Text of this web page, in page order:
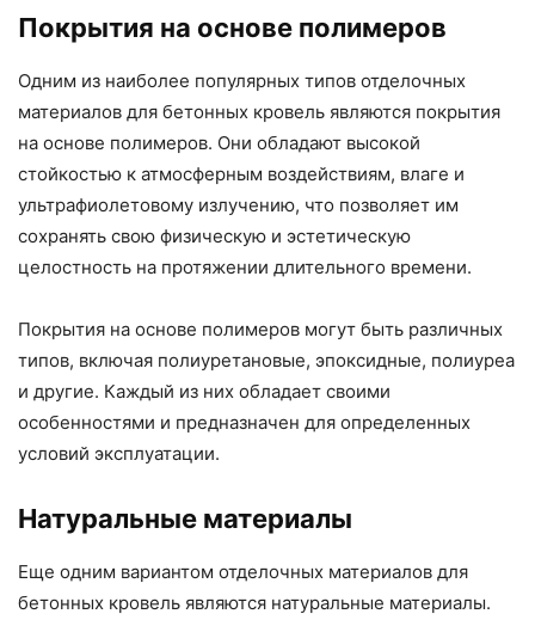
Покрытия на основе полимеров
Одним из наиболее популярных типов отделочных
материалов для бетонных кровель являются покрытия
на основе полимеров. Они обладают высокой
стойкостью к атмосферным воздействиям, влаге и
ультрафиолетовому излучению, что позволяет им
сохранять свою физическую и эстетическую
целостность на протяжении длительного времени.
Покрытия на основе полимеров могут быть различных
типов, включая полиуретановые, эпоксидные, полиуреа
и другие. Каждый из них обладает своими
особенностями и предназначен для определенных
условий эксплуатации.
Натуральные материалы
Еще одним вариантом отделочных материалов для
бетонных кровель являются натуральные материалы.